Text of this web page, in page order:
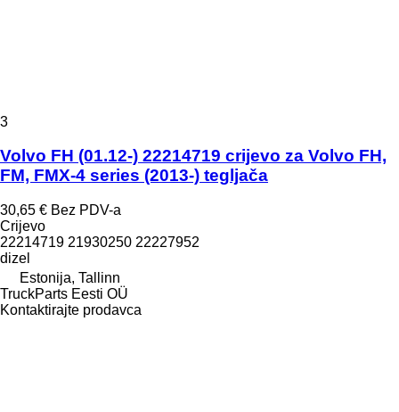
3
Volvo FH (01.12-) 22214719 crijevo za Volvo FH,
FM, FMX-4 series (2013-) tegljača
30,65 € Bez PDV-a
Crijevo
22214719 21930250 22227952
dizel
Estonija, Tallinn
TruckParts Eesti OÜ
Kontaktirajte prodavca